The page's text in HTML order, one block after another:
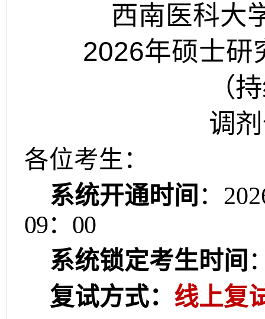
西南医科大
2026年硕士研
（
调
各位考生：
系统开通时间 ：
09： 00
系统锁定考生时间
复试方式： 线上复